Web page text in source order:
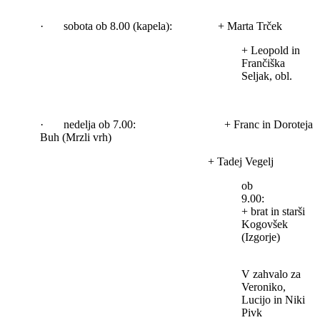
· sobota ob 8.00 (kapela): + Marta Trček
+ Leopold in
Frančiška
Seljak, obl.
· nedelja ob 7.00: + Franc in Doroteja
Buh (Mrzli vrh)
+ Tadej Vegelj
ob
+ brat in starši
Kogovšek
(Izgorje)
V zahvalo za
Veroniko,
Lucijo in Niki
Pivk